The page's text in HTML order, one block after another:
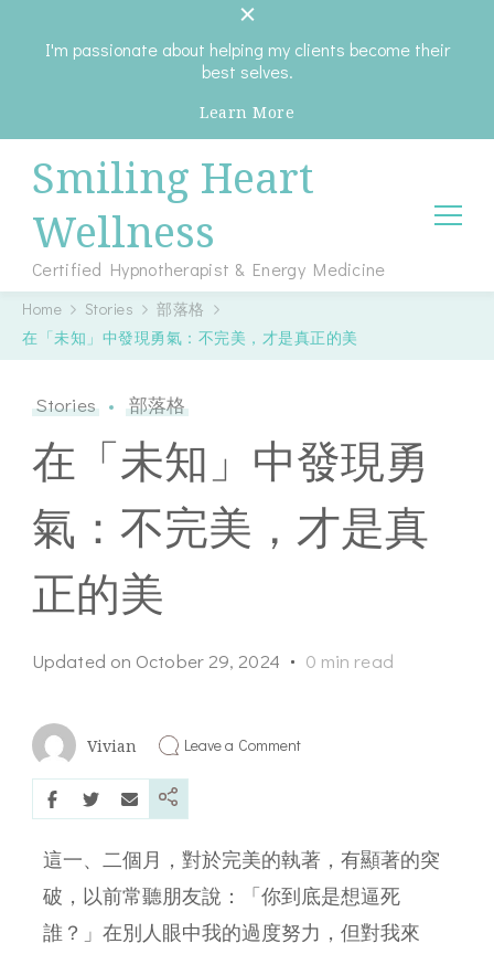
I'm passionate about helping my clients become their
best selves.
Learn More
Smiling Heart
Wellness
Certified Hypnotherapist & Energy Medicine
Home Stories
部落格
在「未知」中發現勇氣：不完美，才是真正的美
Stories 部落格
在「未知」中發現勇
氣：不完美，才是真
正的美
Updated on October 29, 2024 0 min read
Vivian Leave a Comment
這一、二個月，對於完美的執著，有顯著的突
破，以前常聽朋友說：「你到底是想逼死
誰？」在別人眼中我的過度努力，但對我來